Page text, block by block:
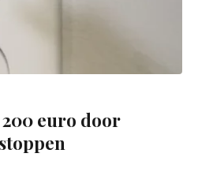
euro door